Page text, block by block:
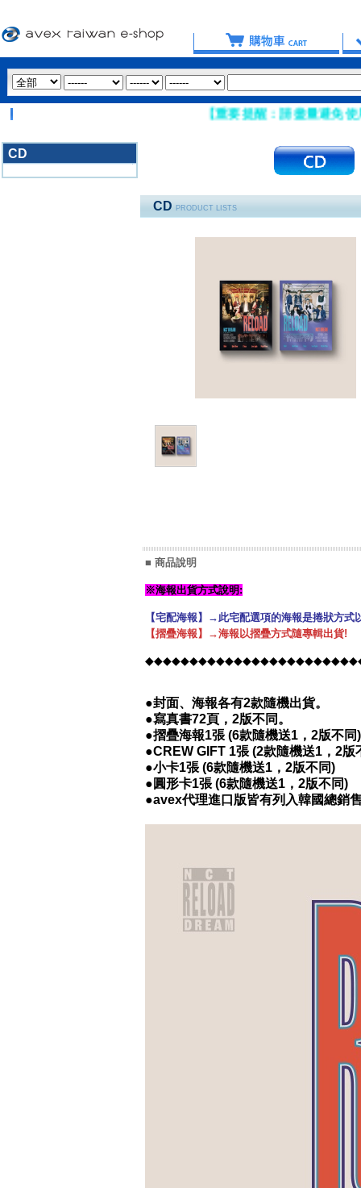
【重要提醒：請盡量避免使用 Hotmail
CD
CD PRODUCT LISTS
■ 商品說明
※海報出貨方式說明:
【宅配海報】→此宅配選項的海報是捲狀方式
【摺疊海報】→海報以摺疊方式隨專輯出貨!
●封面、海報各有2款隨機出貨。
●寫真書72頁，2版不同。
●摺疊海報1張 (6款隨機送1，2版不同)
●CREW GIFT 1張 (2款隨機送1，2版
●小卡1張 (6款隨機送1，2版不同)
● 圓形卡1張 (6款隨機送1，2版不同)
●avex代理進口版皆有列入韓國總銷